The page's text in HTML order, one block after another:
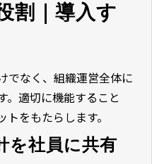
割｜導入す
でなく、組織運営全体に
。適切に機能すること
をもたらします。
を社員に共有